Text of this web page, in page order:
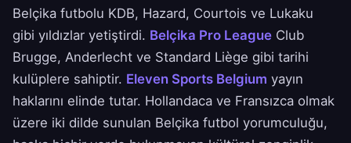
Belçika futbolu KDB, Hazard, Courtois ve Lukaku
gibi yıldızlar yetiştirdi. Belçika Pro League Club
Brugge, Anderlecht ve Standard Liège gibi tarihi
kulüplere sahiptir. Eleven Sports Belgium yayın
haklarını elinde tutar. Hollandaca ve Fransızca olmak
üzere iki dilde sunulan Belçika futbol yorumculuğu,